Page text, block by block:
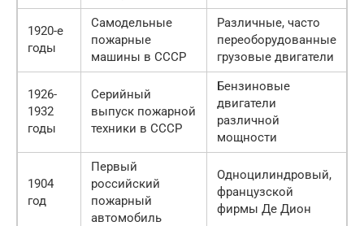
1920-е
годы
Самодельные
пожарные
машины в СССР
Различные, часто
переоборудованные
грузовые двигатели
1926-
1932
годы
Серийный
выпуск пожарной
техники в СССР
Бензиновые
двигатели
различной
мощности
1904
год
Первый
российский
пожарный
автомобиль
Одноцилиндровый,
французской
фирмы Де Дион